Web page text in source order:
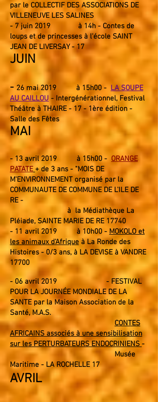
par le COLLECTIF DES ASSOCIATIONS DE
VILLENEUVE LES SALINES
- 7 juin 2019 à 14h - Contes de
loups et de princesses à l'école SAINT
JEAN DE LIVERSAY - 17
JUIN
- 26 mai2019 à 15h00 - LA SOUPE
AU CAILLOU - Intergénérationnel, Festival
Théâtre à THAIRE - 17 - 1ère édition -
Salle des Fêtes
MAI
- 13 avril 2019 à 15h00 - ORANGE
PATATE + de 3 ans - "MOIS DE
M'ENVIRONNEMENT organisé par la
COMMUNAUTE DE COMMUNE DE L'ILE DE
RE -
à la Médiathèque La
Pléiade, SAINTE MARIE DE RE 17740
- 11 avril 2019 à 10h00 - MOKOLO et
les animaux d'Afrique àLa Ronde des
Histoires - 0/3 ans, à LA DEVISE à VANDRE
17700
- 06 avril2019
- FESTIVAL
POUR LA JOURNÉEMONDIALE DE LA
SANTE par la Maison Association de la
Santé, M.A.S.
CONTES
AFRICAINS associés à une sensibilisation
sur les PERTURBATEURS ENDOCRINIENS -
Musée
Maritime - LA ROCHELLE 17
AVRIL